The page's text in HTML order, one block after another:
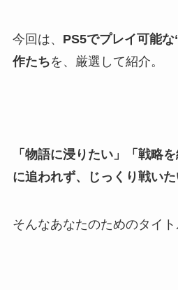
今回は、 PS5でプレイ可能
作たちを、厳選して紹介。
「物語に浸りたい」「戦略
に追われず、じっくり戦いた
そんなあなたのためのタイト